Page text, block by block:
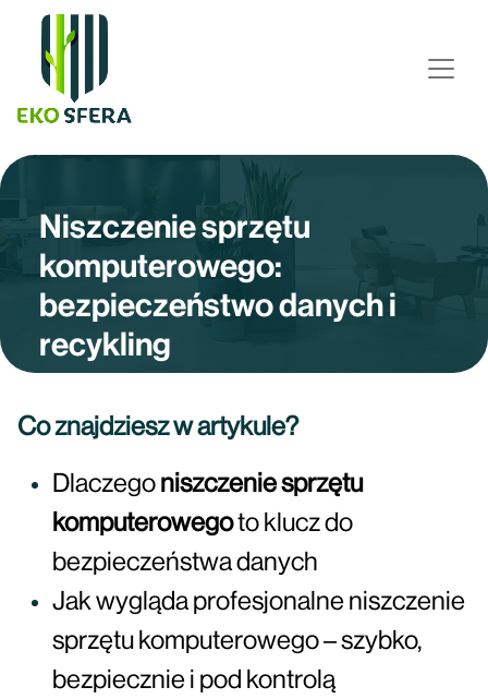
Niszczenie sprzętu
komputerowego:
bezpieczeństwo danych i
recykling
Co znajdziesz w artykule?
Dlaczego niszczenie sprzętu
komputerowegoto klucz do
bezpieczeństwa danych
Jak wygląda profesjonalne niszczenie
sprzętu komputerowego – szybko,
bezpiecznie i pod kontrolą